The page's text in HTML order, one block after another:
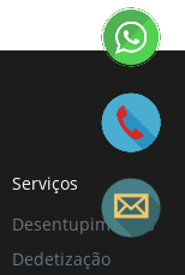
Serviços
Desentupimentos
Dedetização